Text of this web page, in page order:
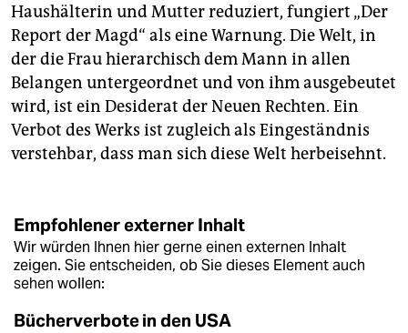
Haushälterin und Mutter reduziert, fungiert „Der
Report der Magd“ als eine Warnung. Die Welt, in
der die Frau hierarchisch dem Mann in allen
Belangen untergeordnet und von ihm ausgebeutet
wird, ist ein Desiderat der Neuen Rechten. Ein
Verbot des Werks ist zugleich als Eingeständnis
verstehbar, dass man sich diese Welt herbeisehnt.
Empfohlener externer Inhalt
Wir würden Ihnen hier gerne einen externen Inhalt
zeigen. Sie entscheiden, ob Sie dieses Element auch
sehen wollen:
Bücherverbote in den USA